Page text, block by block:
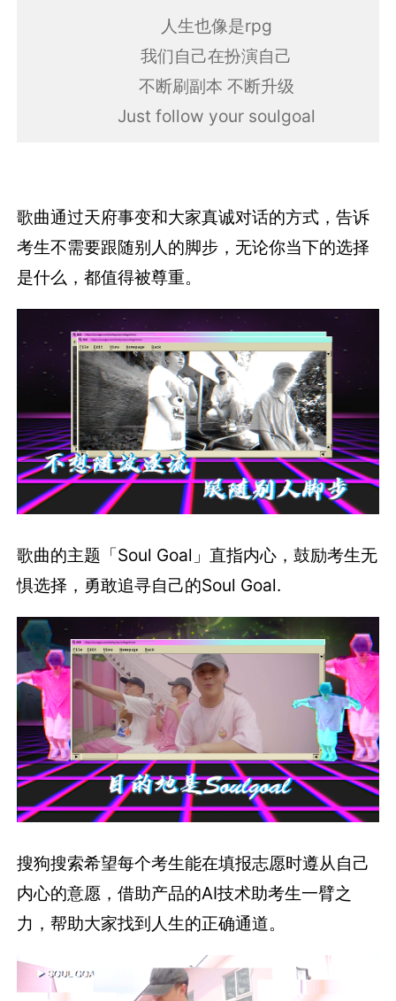
人生也像是rpg
我们自己在扮演自己
不断刷副本 不断升级
Just follow your soulgoal
歌曲通过天府事变和大家真诚对话的方式，告诉
考生不需要跟随别人的脚步，无论你当下的选择
是什么，都值得被尊重。
歌曲的主题「Soul Goal」直指内心，鼓励考生无
惧选择，勇敢追寻自己的Soul Goal.
搜狗搜索希望每个考生能在填报志愿时遵从自己
内心的意愿，借助产品的AI技术助考生一臂之
力，帮助大家找到人生的正确通道。